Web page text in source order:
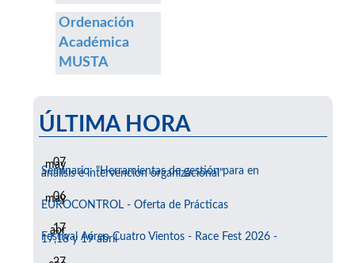
Ordenación
Académica
MUSTA
ÚLTIMA HORA
07
may
Seminario: "Herramientas de gestión para en
análisis e intervención organizacional"
06
may
EUROCONTROL - Oferta de Prácticas
17
abr
Festival Aéreo Cuatro Vientos - Race Fest 2026 -
17,18 y 19 abril